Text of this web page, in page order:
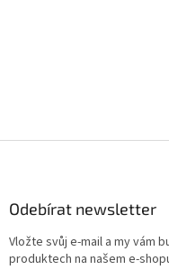
Odebírat newsletter
Vložte svůj e-mail a my vám
produktech na našem e-